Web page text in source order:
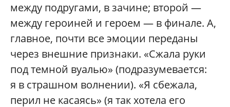
между подругами, в зачине; второй —
между героиней и героем — в финале. А,
главное, почти все эмоции переданы
через внешние признаки. «Сжала руки
под темной вуалью» (подразумевается:
я в страшном волнении). «Я сбежала,
перил не касаясь» (я так хотела его